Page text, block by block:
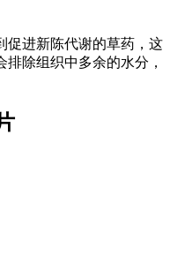
促进新陈代谢的草药，这
除组织中多余的水分，